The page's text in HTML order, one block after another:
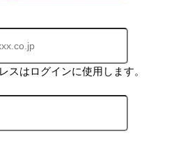
スはログインに使用します。